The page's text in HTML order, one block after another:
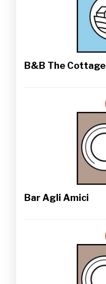
B&B The Cottage
Bar Agli Amici